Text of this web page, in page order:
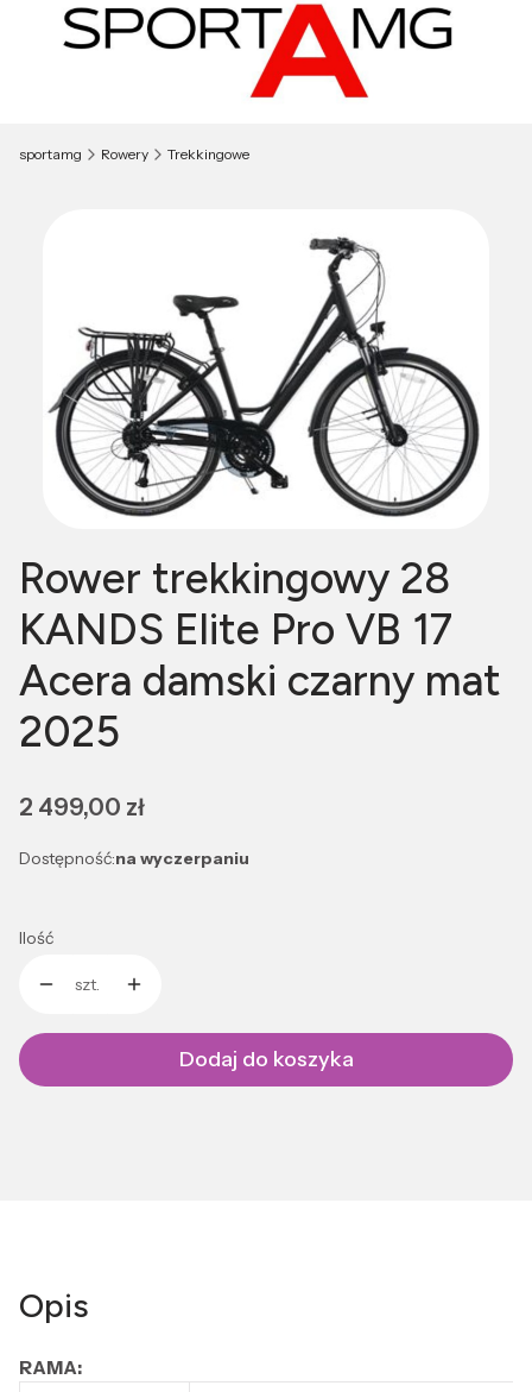
sportamg Rowery Trekkingowe
Rower trekkingowy 28
KANDS Elite Pro VB 17
Acera damski czarny mat
2025
Cena
2 499,00 zł
Dostępność:na wyczerpaniu
Ilość
szt.
Dodaj do koszyka
Opis
RAMA: